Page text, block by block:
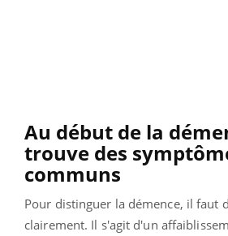
Au début de la
trouve des
communs
Pour distinguer la démence, il faut
clairement. Il s'agit d'un